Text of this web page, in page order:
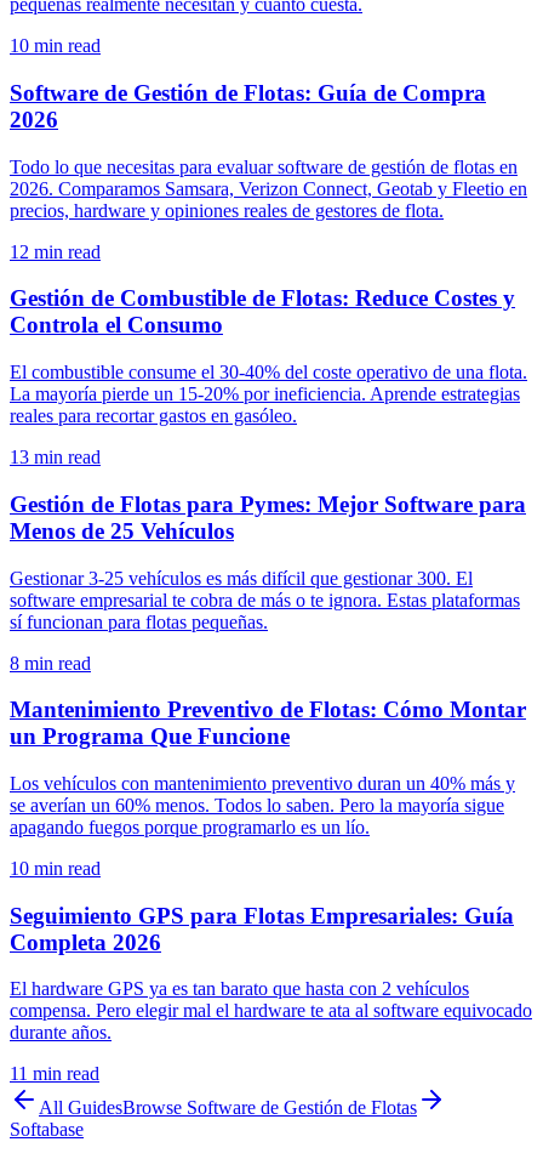
pequeñas realmente necesitan y cuánto cuesta.
10 min read
Software de Gestión de Flotas: Guía de Compra
2026
Todo lo que necesitas para evaluar software de gestión de flotas en
2026. Comparamos Samsara, Verizon Connect, Geotab y Fleetio en
precios, hardware y opiniones reales de gestores de flota.
12 min read
Gestión de Combustible de Flotas: Reduce Costes y
Controla el Consumo
El combustible consume el 30-40% del coste operativo de una flota.
La mayoría pierde un 15-20% por ineficiencia. Aprende estrategias
reales para recortar gastos en gasóleo.
13 min read
Gestión de Flotas para Pymes: Mejor Software para
Menos de 25 Vehículos
Gestionar 3-25 vehículos es más difícil que gestionar 300. El
software empresarial te cobra de más o te ignora. Estas plataformas
sí funcionan para flotas pequeñas.
8 min read
Mantenimiento Preventivo de Flotas: Cómo Montar
un Programa Que Funcione
Los vehículos con mantenimiento preventivo duran un 40% más y
se averían un 60% menos. Todos lo saben. Pero la mayoría sigue
apagando fuegos porque programarlo es un lío.
10 min read
Seguimiento GPS para Flotas Empresariales: Guía
Completa 2026
El hardware GPS ya es tan barato que hasta con 2 vehículos
compensa. Pero elegir mal el hardware te ata al software equivocado
durante años.
11 min read
All GuidesBrowse Software de Gestión de Flotas
Softabase